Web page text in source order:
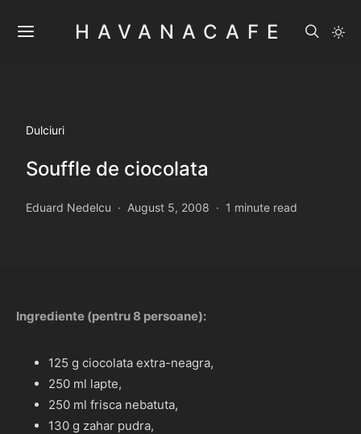
HAVANACAFE
Dulciuri
Souffle de ciocolata
Eduard Nedelcu August 5, 2008 1 minute read
Ingrediente (pentru 8 persoane):
125 g ciocolata extra-neagra,
250 ml lapte,
250 ml frisca nebatuta,
130 g zahar pudra,